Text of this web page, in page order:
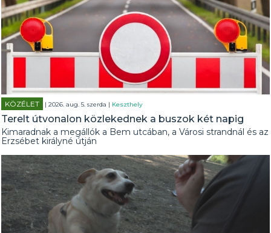
KÖZÉLET | 2026. aug. 5. szerda | Keszthely
Terelt útvonalon közlekednek a buszok két napig
Kimaradnak a megállók a Bem utcában, a Városi strandnál és az
Erzsébet királyné útján